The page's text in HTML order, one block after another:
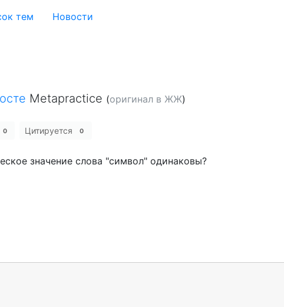
тем Новости
Metapractice (оригинал в ЖЖ)
0 Цитируется 0
значение слова "символ" одинаковы?